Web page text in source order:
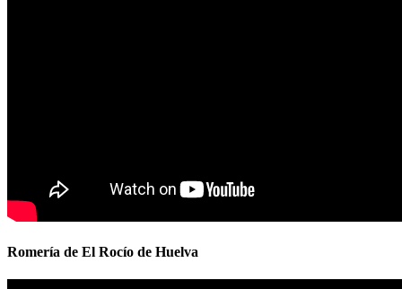
Romería de El Rocío de Huelva